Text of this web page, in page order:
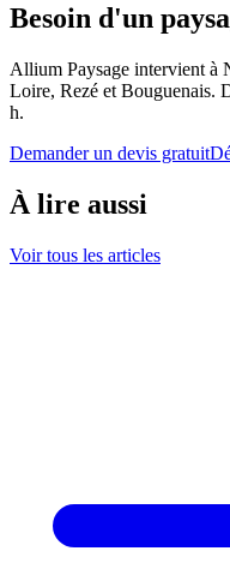
Besoin d'un
Allium Paysage intervient à
Loire, Rezé et Bouguenais.
h.
Demander un devis gratuit
À lire aussi
Voir tous les articles